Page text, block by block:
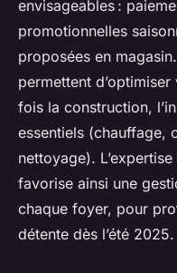
envisageables :
promotionnelles
proposées en
permettent
fois la construction,
essentiels (chauffage,
nettoyage).
favorise ainsi une
chaque foyer, pour
détente dès l’été 2025.